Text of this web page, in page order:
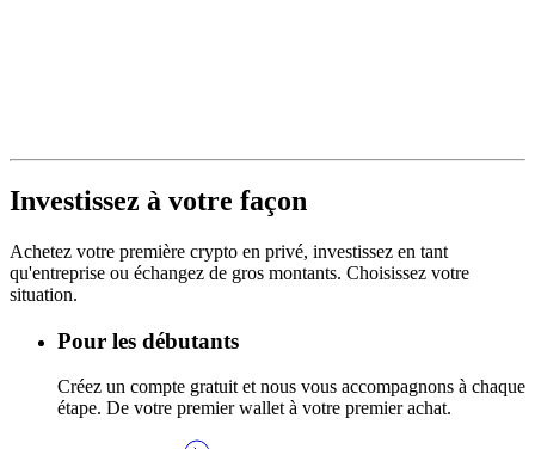
Investissez à votre façon
Achetez votre première crypto en privé, investissez en tant
qu'entreprise ou échangez de gros montants. Choisissez votre
situation.
Pour les débutants
Créez un compte gratuit et nous vous accompagnons à chaque
étape. De votre premier wallet à votre premier achat.